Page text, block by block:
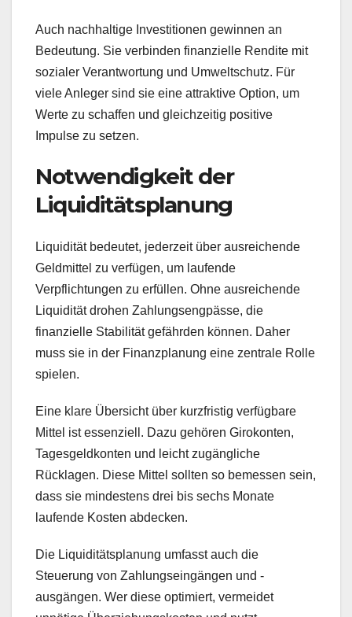
Auch nachhaltige Investitionen gewinnen an
Bedeutung. Sie verbinden finanzielle Rendite mit
sozialer Verantwortung und Umweltschutz. Für
viele Anleger sind sie eine attraktive Option, um
Werte zu schaffen und gleichzeitig positive
Impulse zu setzen.
Notwendigkeit der
Liquiditätsplanung
Liquidität bedeutet, jederzeit über ausreichende
Geldmittel zu verfügen, um laufende
Verpflichtungen zu erfüllen. Ohne ausreichende
Liquidität drohen Zahlungsengpässe, die
finanzielle Stabilität gefährden können. Daher
muss sie in der Finanzplanung eine zentrale Rolle
spielen.
Eine klare Übersicht über kurzfristig verfügbare
Mittel ist essenziell. Dazu gehören Girokonten,
Tagesgeldkonten und leicht zugängliche
Rücklagen. Diese Mittel sollten so bemessen sein,
dass sie mindestens drei bis sechs Monate
laufende Kosten abdecken.
Die Liquiditätsplanung umfasst auch die
Steuerung von Zahlungseingängen und -
ausgängen. Wer diese optimiert, vermeidet